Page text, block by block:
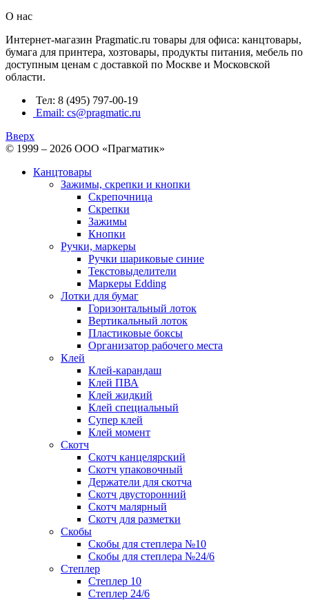
О нас
Интернет-магазин Pragmatic.ru товары для офиса: канцтовары,
бумага для принтера, хозтовары, продукты питания, мебель по
доступным ценам с доставкой по Москве и Московской
области.
Тел: 8 (495) 797-00-19
Email: cs@pragmatic.ru
Вверх
© 1999 – 2026 ООО «Прагматик»
Канцтовары
Зажимы, скрепки и кнопки
Скрепочница
Скрепки
Зажимы
Кнопки
Ручки, маркеры
Ручки шариковые синие
Текстовыделители
Маркеры Edding
Лотки для бумаг
Горизонтальный лоток
Вертикальный лоток
Пластиковые боксы
Организатор рабочего места
Клей
Клей-карандаш
Клей ПВА
Клей жидкий
Клей специальный
Супер клей
Клей момент
Скотч
Скотч канцелярский
Скотч упаковочный
Держатели для скотча
Скотч двусторонний
Скотч малярный
Скотч для разметки
Скобы
Скобы для степлера №10
Скобы для степлера №24/6
Степлер
Степлер 10
Степлер 24/6